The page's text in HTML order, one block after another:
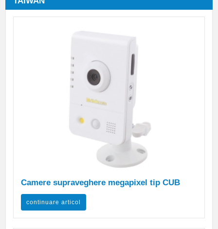
Camere supraveghere megapixel tip CUB
continuare articol